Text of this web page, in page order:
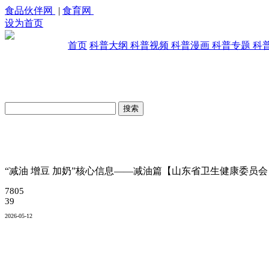
食品伙伴网 | 食育网
设为首页
首页 科普大纲 科普视频 科普漫画 科普专题 科
“减油 增豆 加奶”核心信息——减油篇【山东省卫生健康委员会
7805
39
2026-05-12